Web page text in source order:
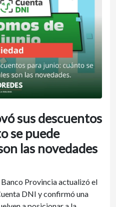
sus descuentos
se puede
las novedades
Provincia actualizó el
DNI y confirmó una